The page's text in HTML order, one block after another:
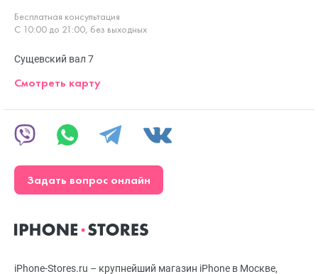
iPhone-Stores.ru – крупнейший магазин iPhone в Москве,
Бесплатная консультация
С 10:00 до 21:00, без выходных
Сущевский вал 7
Смотреть карту
Задать вопрос онлайн